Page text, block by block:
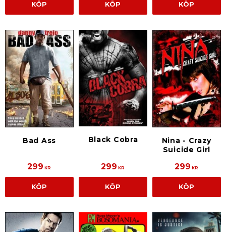
KÖP KÖP KÖP
Bad Ass
299 KR
KÖP
Black Cobra
299 KR
KÖP
Nina - Crazy
Suicide Girl
299 KR
KÖP